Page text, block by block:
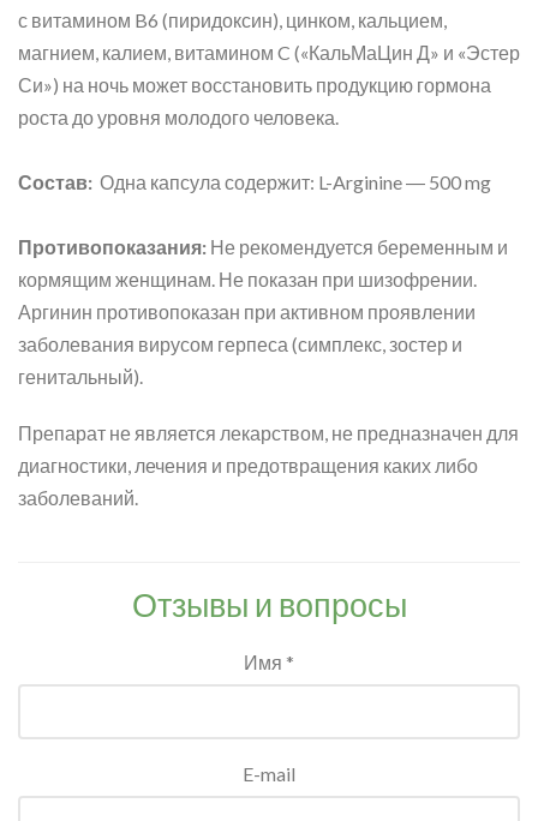
с витамином B6 (пиридоксин), цинком, кальцием,
магнием, калием, витамином C («КальМаЦин Д» и «Эстер
Си») на ночь может восстановить продукцию гормона
роста до уровня молодого человека.
Состав: Одна капсула содержит: L-Arginine ― 500 mg
Противопоказания: Не рекомендуется беременным и
кормящим женщинам. Не показан при шизофрении.
Аргинин противопоказан при активном проявлении
заболевания вирусом герпеса (симплекс, зостер и
генитальный).
Препарат не является лекарством, не предназначен для
диагностики, лечения и предотвращения каких либо
заболеваний.
Отзывы и вопросы
Имя *
E-mail